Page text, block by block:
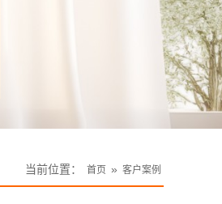
当前位置： 首页 » 客户案例